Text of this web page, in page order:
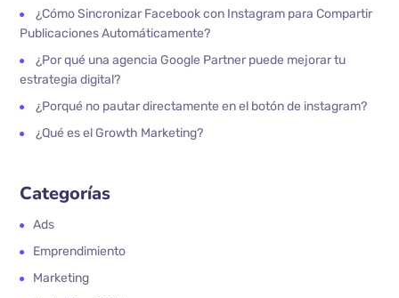
¿Cómo Sincronizar Facebook con Instagram para Compartir
Publicaciones Automáticamente?
¿Por qué una agencia Google Partner puede mejorar tu
estrategia digital?
¿Porqué no pautar directamente en el botón de instagram?
¿Qué es el Growth Marketing?
Categorías
Ads
Emprendimiento
Marketing